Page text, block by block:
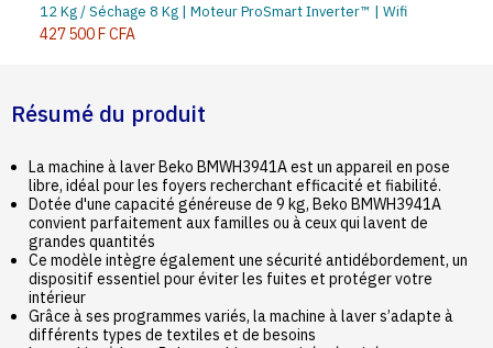
12 Kg / Séchage 8 Kg | Moteur ProSmart Inverter™ | Wifi
427 500 F CFA
Résumé du produit
La machine à laver Beko BMWH3941A est un appareil en pose
libre, idéal pour les foyers recherchant efficacité et fiabilité.
Dotée d'une capacité généreuse de 9 kg, Beko BMWH3941A
convient parfaitement aux familles ou à ceux qui lavent de
grandes quantités
Ce modèle intègre également une sécurité antidébordement, un
dispositif essentiel pour éviter les fuites et protéger votre
intérieur
Grâce à ses programmes variés, la machine à laver s’adapte à
différents types de textiles et de besoins